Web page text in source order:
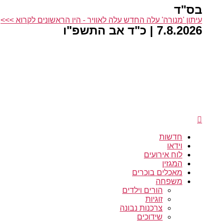
דלג
לתוכן
בס"ד
עיתון 'מנורה' עלה החדש עלה לאוויר - היו הראשונים לקרוא >>>
7.8.2026 | כ"ד אב התשפ"ו
חדשות
וידאו
לוח אירועים
המגזין
מאכלים בוכרים
משפחה
הורים וילדים
זוגיות
צרכנות נבונה
שידוכים